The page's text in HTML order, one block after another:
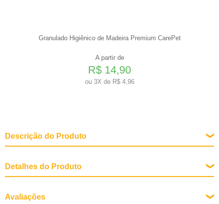
Granulado Higiênico de Madeira Premium CarePet
A partir de
R$ 14,90
ou3X de R$ 4,96
Descrição do Produto
Detalhes do Produto
Adulto
Avaliações